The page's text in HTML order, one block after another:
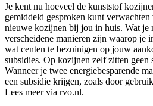
Je kent nu hoeveel de kunststof
gemiddeld gesproken kunt
nieuwe kozijnen bij jou in huis. Wat je
verscheidene manieren zijn waarop je
wat centen te bezuinigen op jouw
subsidies. Op kozijnen zelf zitten geen
Wanneer je twee energiebesparende
een subsidie krijgen, zoals door
Lees meer via rvo.nl.